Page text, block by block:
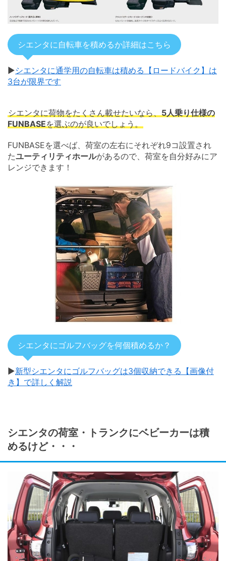
シエンタに自転車を積めるか詳細はこちら
▶シエンタに通学用の自転車は積める【ロードバイク】は
3台が限界です
シエンタに荷物をたくさん載せたいなら、5人乗り仕様の
FUNBASEを選ぶのが良いでしょう。
FUNBASEを選べば、荷室の左右にそれぞれ9コ設置され
たユーティリティホールがあるので、荷室を自分好みにア
レンジできます！
シエンタにゴルフバッグを何個積めるか？
▶新型シエンタにゴルフバッグは3個収納できる【画像付
き】で詳しく解説
シエンタの荷室・トランクにベビーカーは積
めるけど・・・